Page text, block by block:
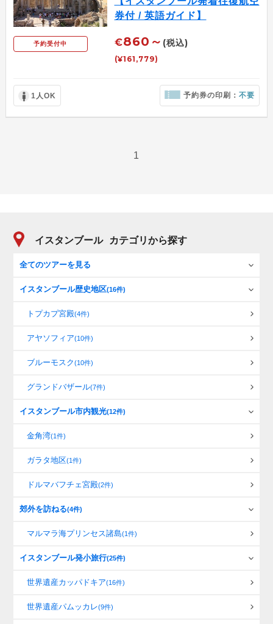
予約受付中
券付 / 英語ガイド】
€860～ (税込)
(¥161,779)
1人OK 予約券の印刷：不要
1
イスタンブール カテゴリから探す
全てのツアーを見る
イスタンブール歴史地区(16件)
トプカプ宮殿(4件)
アヤソフィア(10件)
ブルーモスク(10件)
グランドバザール(7件)
イスタンブール市内観光(12件)
金角湾(1件)
ガラタ地区(1件)
ドルマバフチェ宮殿(2件)
郊外を訪ねる(4件)
マルマラ海プリンセス諸島(1件)
イスタンブール発小旅行(25件)
世界遺産カッパドキア(16件)
世界遺産パムッカレ(9件)